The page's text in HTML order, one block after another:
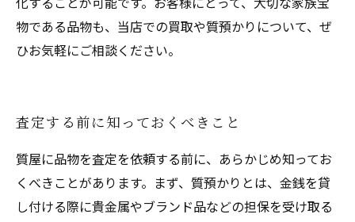
物である品物も、当店での買取や質預かりについて、ぜ
ひお気軽にご相談ください。
査定する前に知っておくべきこと
質屋に品物を査定を依頼する前に、あらかじめ知ってお
くべきことがあります。まず、質預かりとは、金銭を貸
し付ける際に貴金属やブランド品などの担保を受け取る